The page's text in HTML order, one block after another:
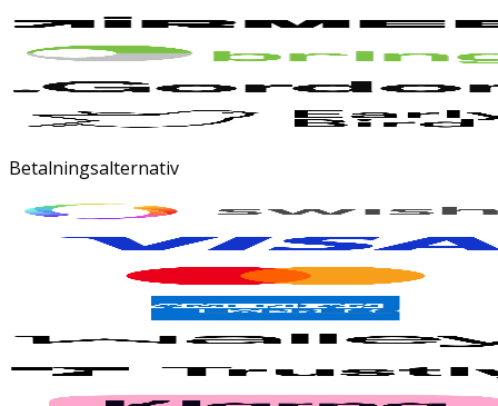
Betalningsalternativ